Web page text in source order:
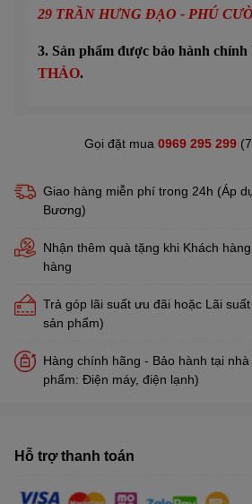
29 TRẦN HƯNG ĐẠO - PHÚ
3. Sản phẩm được bảo hành chính
THẢO.
Gọi đặt mua 0969 295 299
Giao hàng miễn phí trong 24h (Áp
Bương)
Nhận thêm quà tặng khi Khách
hàng
Trả góp lãi suất ưu đãi hoặc Lãi
sản phẩm)
Hàng chính hãng - Bảo hành tại
phẩm: Điện máy, điện lạnh)
Hỗ trợ thanh toán